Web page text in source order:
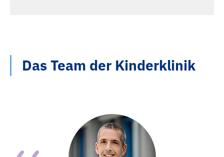
Das Team der Kinderklinik